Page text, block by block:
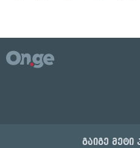
გაიგე მეტი